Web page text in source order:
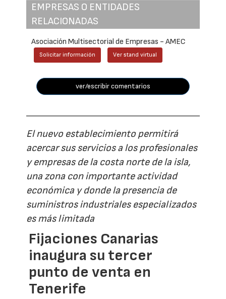
EMPRESAS O ENTIDADES
RELACIONADAS
Asociación Multisectorial de Empresas - AMEC
Solicitar información Ver stand virtual
ver/escribir comentarios
El nuevo establecimiento permitirá
acercar sus servicios a los profesionales
y empresas de la costa norte de la isla,
una zona con importante actividad
económica y donde la presencia de
suministros industriales especializados
es más limitada
Fijaciones Canarias
inaugura su tercer
punto de venta en
Tenerife